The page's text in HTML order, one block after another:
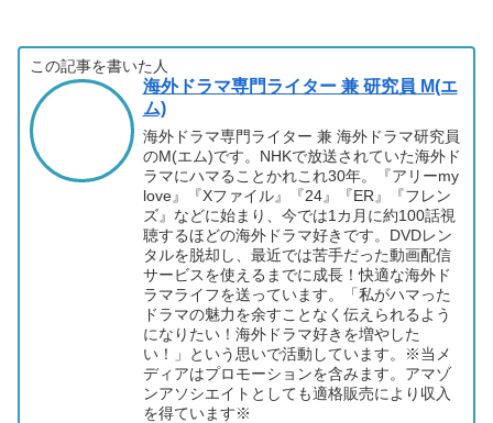
この記事を書いた人
海外ドラマ専門ライター 兼 研究員 M(エ
ム)
海外ドラマ専門ライター 兼 海外ドラマ研究員
のM(エム)です。NHKで放送されていた海外ド
ラマにハマることかれこれ30年。『アリーmy
love』『Xファイル』『24』『ER』『フレン
ズ』などに始まり、今では1カ月に約100話視
聴するほどの海外ドラマ好きです。DVDレン
タルを脱却し、最近では苦手だった動画配信
サービスを使えるまでに成長！快適な海外ド
ラマライフを送っています。「私がハマった
ドラマの魅力を余すことなく伝えられるよう
になりたい！海外ドラマ好きを増やした
い！」という思いで活動しています。※当メ
ディアはプロモーションを含みます。アマゾ
ンアソシエイトとしても適格販売により収入
を得ています※